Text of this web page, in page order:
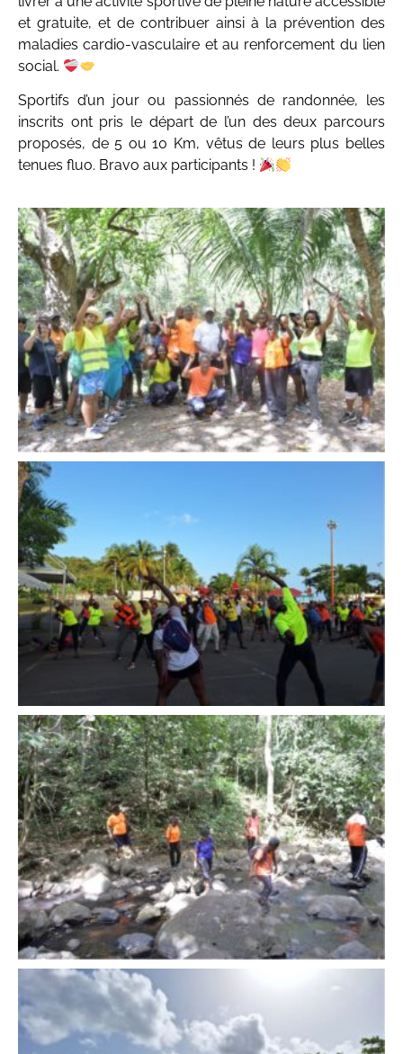
et gratuite, et de contribuer ainsi à la prévention des
maladies cardio-vasculaire et au renforcement du lien
social.
Sportifs d’un jour ou passionnés de randonnée, les
inscrits ont pris le départ de l’un des deux parcours
proposés, de 5 ou 10 Km, vêtus de leurs plus belles
tenues fluo. Bravo aux participants !